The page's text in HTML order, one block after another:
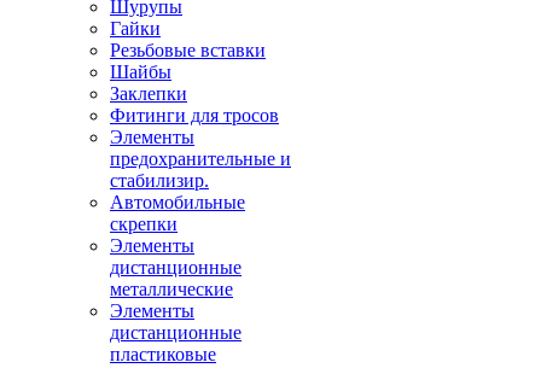
Шурупы
Гайки
Резьбовые вставки
Шайбы
Заклепки
Фитинги для тросов
Элементы
предохранительные и
стабилизир.
Автомобильные
скрепки
Элементы
дистанционные
металлические
Элементы
дистанционные
пластиковые